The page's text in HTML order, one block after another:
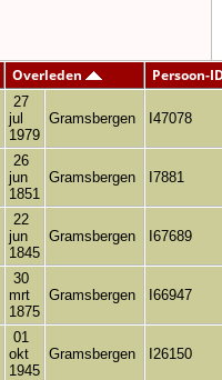
Overleden Persoon-
27
jul
1979
Gramsbergen I47078
26
jun
1851
Gramsbergen I7881
22
jun
1845
Gramsbergen I67689
30
mrt
1875
Gramsbergen I66947
01
okt
1945
Gramsbergen I26150